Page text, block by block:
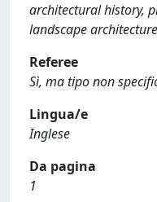
architectural history,
landscape
Referee
Sì, ma tipo non
Lingua/e
Inglese
Da pagina
1